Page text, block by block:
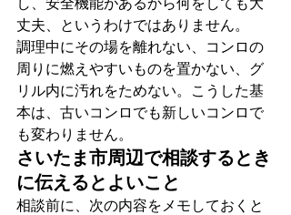
し、安全機能があるから何をしても大
丈夫、というわけではありません。
調理中にその場を離れない、コンロの
周りに燃えやすいものを置かない、グ
リル内に汚れをためない。こうした基
本は、古いコンロでも新しいコンロで
も変わりません。
さいたま市周辺で相談するとき
に伝えるとよいこと
相談前に、次の内容をメモしておくと